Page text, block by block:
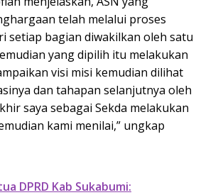
telah melalui proses
setiap bagian diwakilkan oleh satu
yang dipilih itu melakukan
visi misi kemudian dilihat
dan tahapan selanjutnya oleh
saya sebagai Sekda melakukan
kami menilai,” ungkap
DPRD Kab Sukabumi: